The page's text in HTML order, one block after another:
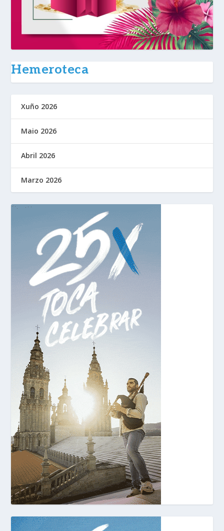
Hemeroteca
Xuño 2026
Maio 2026
Abril 2026
Marzo 2026